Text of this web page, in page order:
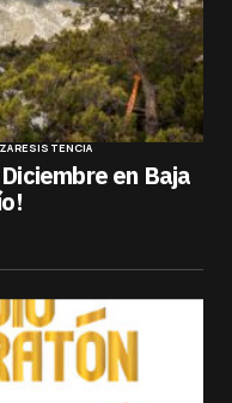
RESISTENCIA
en Baja